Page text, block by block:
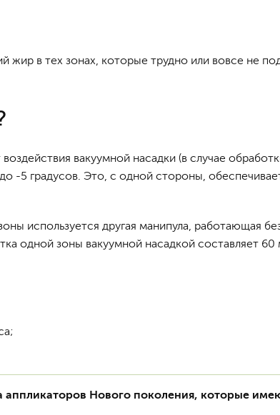
жир в тех зонах, которые трудно или вовсе не
вакуумной насадки (в случае
-5 градусов. Это, с одной стороны,
используется другая манипула, работающая
одной зоны вакуумной насадкой составляет 60
аппликаторов Нового поколения, которые